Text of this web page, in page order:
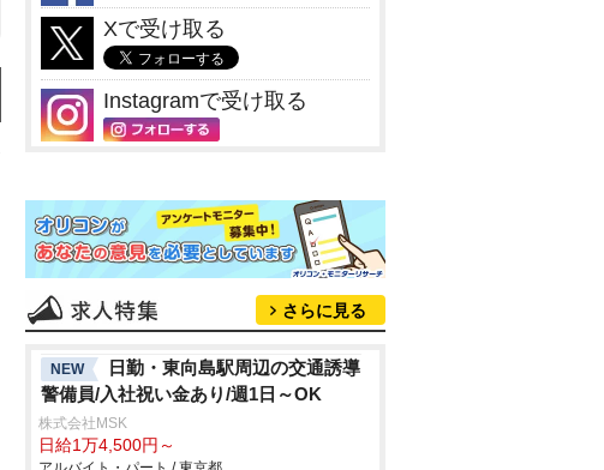
Xで受け取る
Instagramで受け取る
さらに見る
NEW
日勤・東向島駅周辺の交通誘導
警備員/入社祝い金あり/週1日～OK
株式会社MSK
日給1万4,500円～